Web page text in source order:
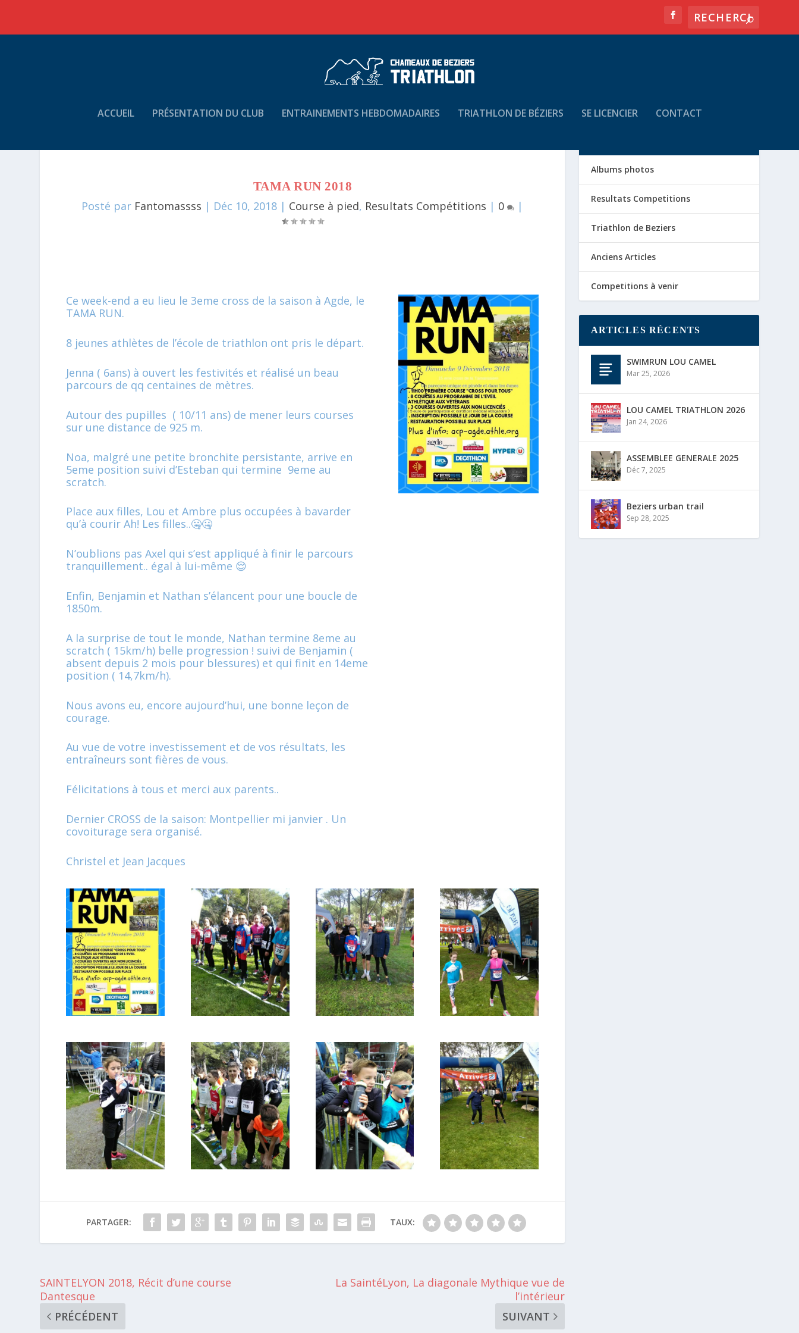
ACCUEIL PRÉSENTATION DU CLUB ENTRAINEMENTS HEBDOMADAIRES TRIATHLON DE BÉZIERS SE LICENCIER CONTACT
TAMA RUN 2018
Posté par Fantomassss | Déc 10, 2018 | Course à pied, Resultats Compétitions | 0 |
Ce week-end a eu lieu le 3eme cross de la saison à Agde, le
TAMA RUN.
8 jeunes athlètes de l’école de triathlon ont pris le départ.
Jenna ( 6ans) à ouvert les festivités et réalisé un beau
parcours de qq centaines de mètres.
Autour des pupilles ( 10/11 ans) de mener leurs courses
sur une distance de 925 m.
Noa, malgré une petite bronchite persistante, arrive en
5eme position suivi d’Esteban qui termine 9eme au
scratch.
Place aux filles, Lou et Ambre plus occupées à bavarder
qu’à courir Ah! Les filles..🤐🤐
N’oublions pas Axel qui s’est appliqué à finir le parcours
tranquillement.. égal à lui-même 😌
Enfin, Benjamin et Nathan s’élancent pour une boucle de
1850m.
A la surprise de tout le monde, Nathan termine 8eme au
scratch ( 15km/h) belle progression ! suivi de Benjamin (
absent depuis 2 mois pour blessures) et qui finit en 14eme
position ( 14,7km/h).
Nous avons eu, encore aujourd’hui, une bonne leçon de
courage.
Au vue de votre investissement et de vos résultats, les
entraîneurs sont fières de vous.
Félicitations à tous et merci aux parents..
Dernier CROSS de la saison: Montpellier mi janvier . Un
covoiturage sera organisé.
Christel et Jean Jacques
PARTAGER: TAUX:
SAINTELYON 2018, Récit d’une course
Dantesque
PRÉCÉDENT
La SaintéLyon, La diagonale Mythique vue de
l’intérieur
SUIVANT
Albums photos
Resultats Competitions
Triathlon de Beziers
Anciens Articles
Competitions à venir
ARTICLES RÉCENTS
SWIMRUN LOU CAMEL
Mar 25, 2026
LOU CAMEL TRIATHLON 2026
Jan 24, 2026
ASSEMBLEE GENERALE 2025
Déc 7, 2025
Beziers urban trail
Sep 28, 2025